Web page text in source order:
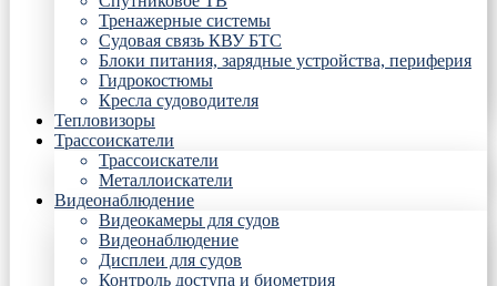
Тренажерные системы
Судовая связь КВУ БТС
Блоки питания, зарядные устройства, периферия
Гидрокостюмы
Кресла судоводителя
Тепловизоры
Трассоискатели
Трассоискатели
Металлоискатели
Видеонаблюдение
Видеокамеры для судов
Видеонаблюдение
Дисплеи для судов
Контроль доступа и биометрия